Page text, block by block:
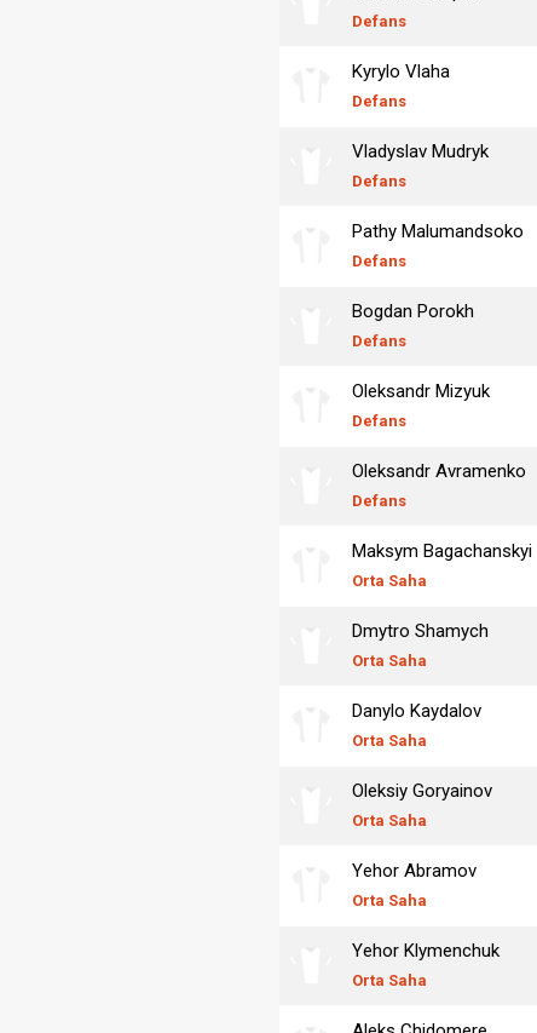
Defans
Kyrylo Vlaha
Defans
Vladyslav Mudryk
Defans
Pathy Malumandsoko
Defans
Bogdan Porokh
Defans
Oleksandr Mizyuk
Defans
Oleksandr Avramenko
Defans
Maksym Bagachanskyi
Orta Saha
Dmytro Shamych
Orta Saha
Danylo Kaydalov
Orta Saha
Oleksiy Goryainov
Orta Saha
Yehor Abramov
Orta Saha
Yehor Klymenchuk
Orta Saha